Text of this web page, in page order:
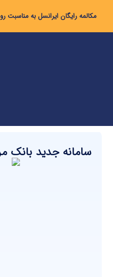
مکالمه رایگان ایرانسل به مناسبت
سامانه جدید بانک